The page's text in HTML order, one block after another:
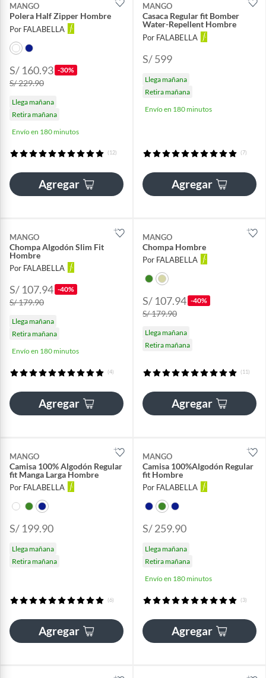
MANGO
Polera Half Zipper Hombre
Por FALABELLA
S/ 160.93 -30%
S/ 229.90
Llega mañana
Retira mañana
Envío en 180 minutos
(12)
Agregar
MANGO
Casaca Regular fit Bomber
Water-Repellent Hombre
Por FALABELLA
S/ 599
Llega mañana
Retira mañana
Envío en 180 minutos
(7)
Agregar
MANGO
Chompa Algodón Slim Fit
Hombre
Por FALABELLA
S/ 107.94 -40%
S/ 179.90
Llega mañana
Retira mañana
Envío en 180 minutos
(4)
Agregar
MANGO
Chompa Hombre
Por FALABELLA
S/ 107.94 -40%
S/ 179.90
Llega mañana
Retira mañana
(11)
Agregar
MANGO
Camisa 100% Algodón Regular
fit Manga Larga Hombre
Por FALABELLA
S/ 199.90
Llega mañana
Retira mañana
(6)
Agregar
MANGO
Camisa 100%Algodón Regular
fit Hombre
Por FALABELLA
S/ 259.90
Llega mañana
Retira mañana
Envío en 180 minutos
(3)
Agregar